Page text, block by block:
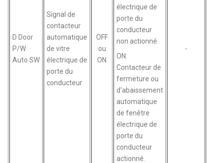
D Door
P/W
Auto SW
Signal de
contacteur
automatique
de vitre
électrique de
porte du
conducteur
OFF
ou
ON
électrique de
porte du
conducteur
non actionné
ON:
Contacteur de
fermeture ou
d'abaissement
automatique
de fenêtre
électrique de
porte du
conducteur
actionné.
-